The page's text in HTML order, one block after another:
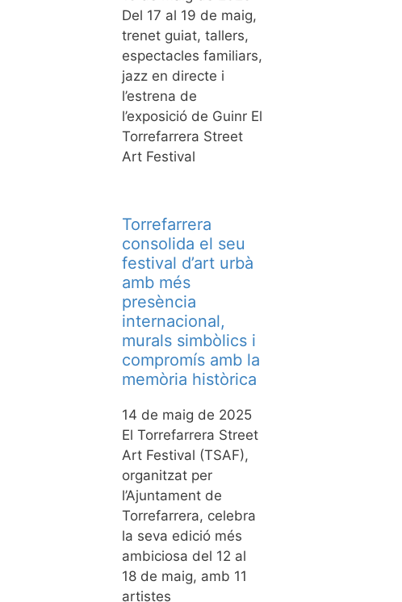
Del 17 al 19 de maig,
trenet guiat, tallers,
espectacles familiars,
jazz en directe i
l’estrena de
l’exposició de Guinr El
Torrefarrera Street
Art Festival
Torrefarrera
consolida el seu
festival d’art urbà
amb més
presència
internacional,
murals simbòlics i
compromís amb la
memòria històrica
14 de maig de 2025
El Torrefarrera Street
Art Festival (TSAF),
organitzat per
l’Ajuntament de
Torrefarrera, celebra
la seva edició més
ambiciosa del 12 al
18 de maig, amb 11
artistes